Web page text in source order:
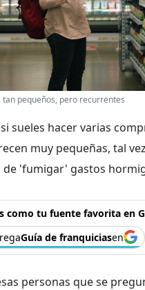
pequeños, pero recurrentes
sueles hacer varias
muy pequeñas, tal
'fumigar' gastos
como tu fuente favorita en
Guía de franquiciasen
personas que se